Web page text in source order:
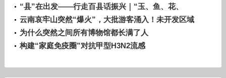
“县”在出发——行走百县话振兴｜“玉、鱼、花、
面”一个中原小城的“四副面孔”
云南哀牢山突然“爆火”，大批游客涌入！未开发区域
不要深入！当地村民：不该去的地方不要去
为什么突然之间所有博物馆都长满了人
构建“家庭免疫圈”对抗甲型H3N2流感